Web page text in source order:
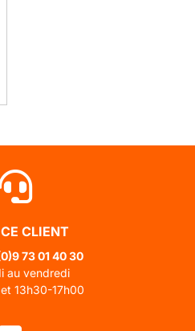
CLIENT
9 73 01 40 30
au vendredi
13h30-17h00